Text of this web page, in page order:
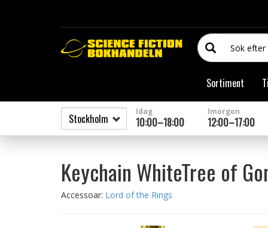
Sortiment
Idag
10:00–18:00
Imorgon
12:00–17:00
Keychain WhiteTree of
Accessoar: Lord of the Rings